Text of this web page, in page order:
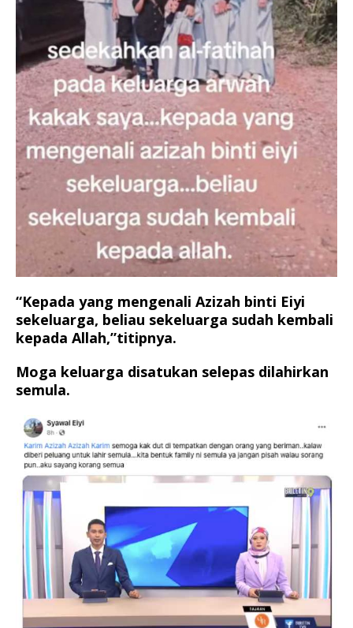
“Kepada yang mengenali Azizah binti Eiyi
sekeluarga, beliau sekeluarga sudah kembali
kepada Allah,”titipnya.
Moga keluarga disatukan selepas dilahirkan
semula.